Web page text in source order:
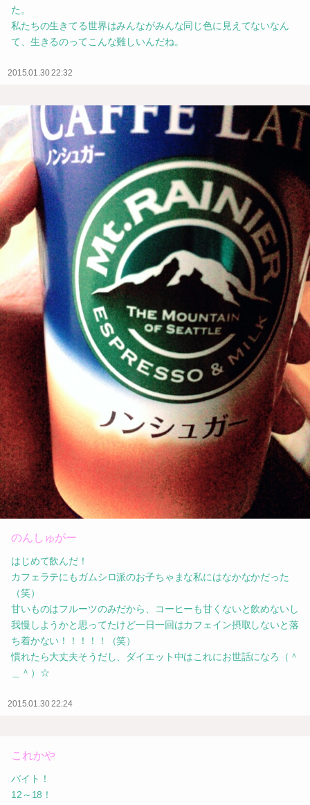
た。
私たちの生きてる世界はみんながみんな同じ色に見えてないなん
て、生きるのってこんな難しいんだね。
2015.01.30 22:32
のんしゅがー
はじめて飲んだ！
カフェラテにもガムシロ派のお子ちゃまな私にはなかなかだった
（笑）
甘いものはフルーツのみだから、コーヒーも甘くないと飲めないし
我慢しようかと思ってたけど一日一回はカフェイン摂取しないと落
ち着かない！！！！！（笑）
慣れたら大丈夫そうだし、ダイエット中はこれにお世話になろ（＾
＿＾）☆
2015.01.30 22:24
これかや
バイト！
12～18！